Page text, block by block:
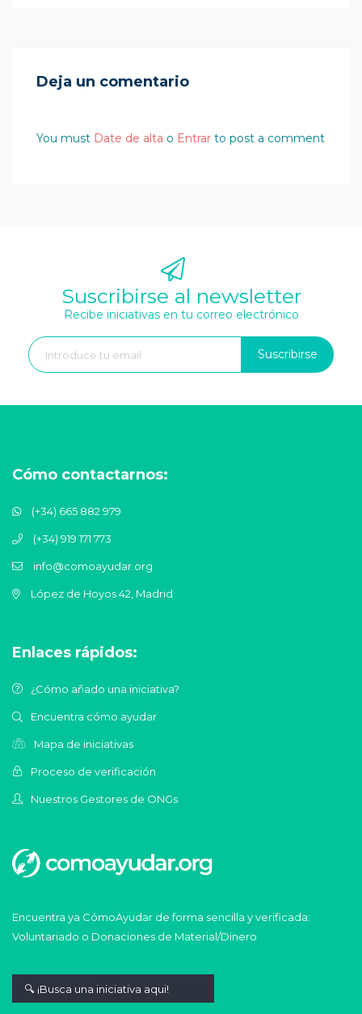
Deja un comentario
You must Date de alta o Entrar to post a comment
Suscribirse al newsletter
Recibe iniciativas en tu correo electrónico
Suscribirse
Cómo contactarnos:
(+34) 665 882 979
(+34) 919 171 773
info@comoayudar.org
López de Hoyos 42, Madrid
Enlaces rápidos:
¿Cómo añado una iniciativa?
Encuentra cómo ayudar
Mapa de iniciativas
Proceso de verificación
Nuestros Gestores de ONGs
Encuentra ya CómoAyudar de forma sencilla y verificada:
Voluntariado o Donaciones de Material/Dinero